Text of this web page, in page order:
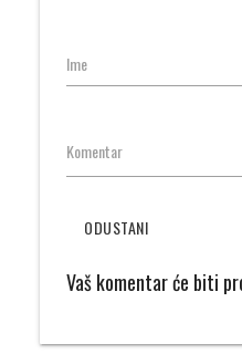
Ime
Komentar
ODUSTANI
Vaš komentar će biti